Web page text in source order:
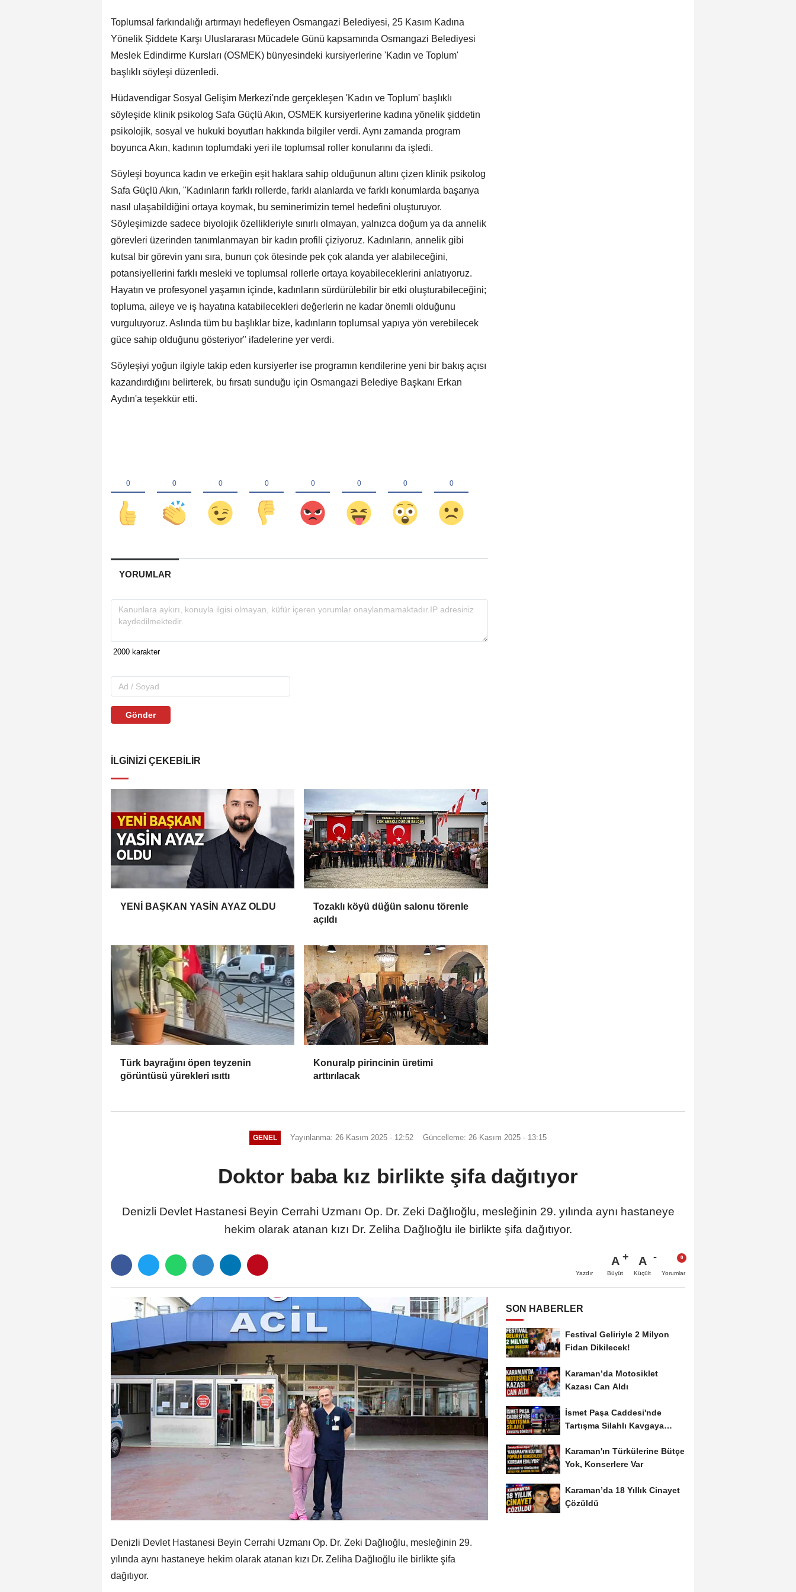
Toplumsal farkındalığı artırmayı hedefleyen Osmangazi Belediyesi, 25 Kasım Kadına
Yönelik Şiddete Karşı Uluslararası Mücadele Günü kapsamında Osmangazi Belediyesi
Meslek Edindirme Kursları (OSMEK) bünyesindeki kursiyerlerine 'Kadın ve Toplum'
başlıklı söyleşi düzenledi.
Hüdavendigar Sosyal Gelişim Merkezi'nde gerçekleşen 'Kadın ve Toplum' başlıklı
söyleşide klinik psikolog Safa Güçlü Akın, OSMEK kursiyerlerine kadına yönelik şiddetin
psikolojik, sosyal ve hukuki boyutları hakkında bilgiler verdi. Aynı zamanda program
boyunca Akın, kadının toplumdaki yeri ile toplumsal roller konularını da işledi.
Söyleşi boyunca kadın ve erkeğin eşit haklara sahip olduğunun altını çizen klinik psikolog
Safa Güçlü Akın, "Kadınların farklı rollerde, farklı alanlarda ve farklı konumlarda başarıya
nasıl ulaşabildiğini ortaya koymak, bu seminerimizin temel hedefini oluşturuyor.
Söyleşimizde sadece biyolojik özellikleriyle sınırlı olmayan, yalnızca doğum ya da annelik
görevleri üzerinden tanımlanmayan bir kadın profili çiziyoruz. Kadınların, annelik gibi
kutsal bir görevin yanı sıra, bunun çok ötesinde pek çok alanda yer alabileceğini,
potansiyellerini farklı mesleki ve toplumsal rollerle ortaya koyabileceklerini anlatıyoruz.
Hayatın ve profesyonel yaşamın içinde, kadınların sürdürülebilir bir etki oluşturabileceğini;
topluma, aileye ve iş hayatına katabilecekleri değerlerin ne kadar önemli olduğunu
vurguluyoruz. Aslında tüm bu başlıklar bize, kadınların toplumsal yapıya yön verebilecek
güce sahip olduğunu gösteriyor" ifadelerine yer verdi.
Söyleşiyi yoğun ilgiyle takip eden kursiyerler ise programın kendilerine yeni bir bakış açısı
kazandırdığını belirterek, bu fırsatı sunduğu için Osmangazi Belediye Başkanı Erkan
Aydın'a teşekkür etti.
YORUMLAR
Gönder
İLGINIZI ÇEKEBILIR
YENİ BAŞKAN YASİN AYAZ OLDU
Tozaklı köyü düğün salonu törenle
açıldı
Türk bayrağını öpen teyzenin
görüntüsü yürekleri ısıttı
Konuralp pirincinin üretimi
arttırılacak
GENEL Yayınlanma: 26 Kasım 2025 - 12:52 Güncelleme: 26 Kasım 2025 - 13:15
Doktor baba kız birlikte şifa dağıtıyor
Denizli Devlet Hastanesi Beyin Cerrahi Uzmanı Op. Dr. Zeki Dağlıoğlu, mesleğinin 29. yılında aynı hastaneye
hekim olarak atanan kızı Dr. Zeliha Dağlıoğlu ile birlikte şifa dağıtıyor.
Yazdır
A
Büyüt
A
Küçült Yorumlar
Denizli Devlet Hastanesi Beyin Cerrahi Uzmanı Op. Dr. Zeki Dağlıoğlu, mesleğinin 29.
yılında aynı hastaneye hekim olarak atanan kızı Dr. Zeliha Dağlıoğlu ile birlikte şifa
dağıtıyor.
SON HABERLER
Festival Geliriyle 2 Milyon
Fidan Dikilecek!
Karaman’da Motosiklet
Kazası Can Aldı
İsmet Paşa Caddesi'nde
Tartışma Silahlı Kavgaya
Karaman'ın Türkülerine Bütçe
Yok, Konserlere Var
Karaman’da 18 Yıllık Cinayet
Çözüldü